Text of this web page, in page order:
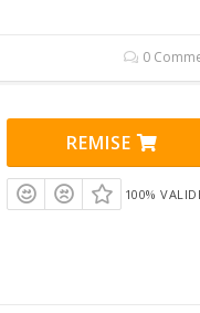
0
REMISE
100%